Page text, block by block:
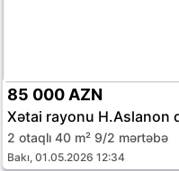
85 000 AZN
2 otaqlı 40 m² 9/2 mərtəbə
Bakı, 01.05.2026 12:34